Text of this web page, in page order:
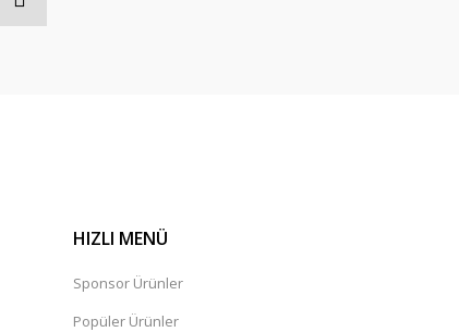
HIZLI MENÜ
Sponsor Ürünler
Popüler Ürünler